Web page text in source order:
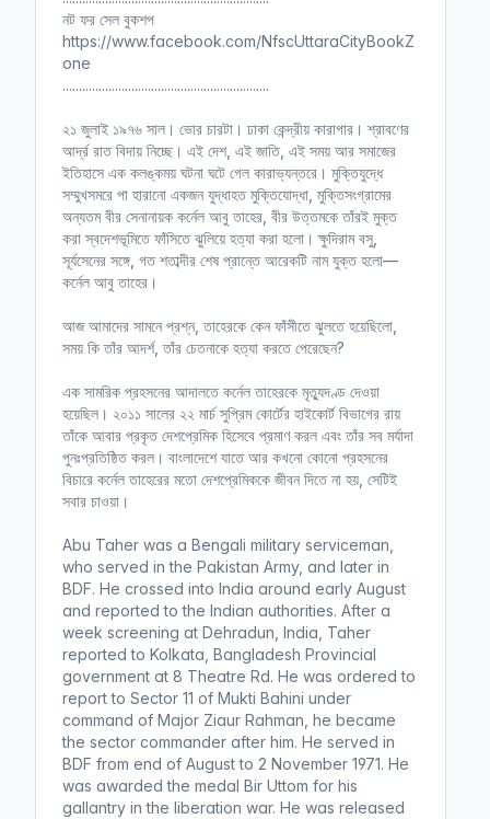
নট ফর সেল বুকশপ
https://www.facebook.com/NfscUttaraCityBookZ
one
...............................................................
২১ জুলাই ১৯৭৬ সাল। ভোর চারটা। ঢাকা কেন্দ্রীয় কারাগার। শ্রাবণের
আর্দ্র রাত বিদায় নিচ্ছে। এই দেশ, এই জাতি, এই সময় আর সমাজের
ইতিহাসে এক কলঙ্কময় ঘটনা ঘটে গেল কারাভ্যন্তরে। মুক্তিযুদ্ধে
সম্মুখসমরে পা হারানো একজন যুদ্ধাহত মুক্তিযোদ্ধা, মুক্তিসংগ্রামের
অন্যতম বীর সেনানায়ক কর্নেল আবু তাহের, বীর উত্তমকে তাঁরই মুক্ত
করা স্বদেশভূমিতে ফাঁসিতে ঝুলিয়ে হত্যা করা হলো। ক্ষুদিরাম বসু,
সূর্যসেনের সঙ্গে, গত শতাব্দীর শেষ প্রান্তে আরেকটি নাম যুক্ত হলো—
কর্নেল আবু তাহের।
আজ আমাদের সামনে প্রশ্ন, তাহেরকে কেন ফাঁসীতে ঝুলতে হয়েছিলো,
সময় কি তাঁর আদর্শ, তাঁর চেতনাকে হত্যা করতে পেরেছেন?
এক সামরিক প্রহসনের আদালতে কর্নেল তাহেরকে মৃত্যুদণ্ড দেওয়া
হয়েছিল। ২০১১ সালের ২২ মার্চ সুপ্রিম কোর্টের হাইকোর্ট বিভাগের রায়
তাঁকে আবার প্রকৃত দেশপ্রেমিক হিসেবে প্রমাণ করল এবং তাঁর সব মর্যাদা
পুনঃপ্রতিষ্ঠিত করল। বাংলাদেশে যাতে আর কখনো কোনো প্রহসনের
বিচারে কর্নেল তাহেরের মতো দেশপ্রেমিককে জীবন দিতে না হয়, সেটিই
সবার চাওয়া।
Abu Taher was a Bengali military serviceman,
who served in the Pakistan Army, and later in
BDF. He crossed into India around early August
and reported to the Indian authorities. After a
week screening at Dehradun, India, Taher
reported to Kolkata, Bangladesh Provincial
government at 8 Theatre Rd. He was ordered to
report to Sector 11 of Mukti Bahini under
command of Major Ziaur Rahman, he became
the sector commander after him. He served in
BDF from end of August to 2 November 1971. He
was awarded the medal Bir Uttom for his
gallantry in the liberation war. He was released